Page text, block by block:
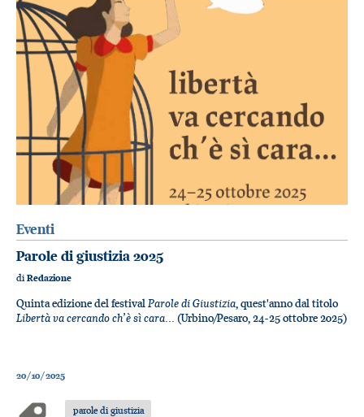
Eventi
Parole di giustizia 2025
diRedazione
Quinta edizione del festival Parole di Giustizia, quest'anno dal titolo
Libertà va cercando ch’è sì cara... (Urbino/Pesaro, 24-25 ottobre 2025)
20/10/2025
parole di giustizia